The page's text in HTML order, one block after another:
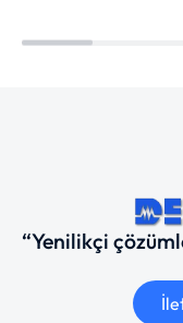
“Yenilikçi